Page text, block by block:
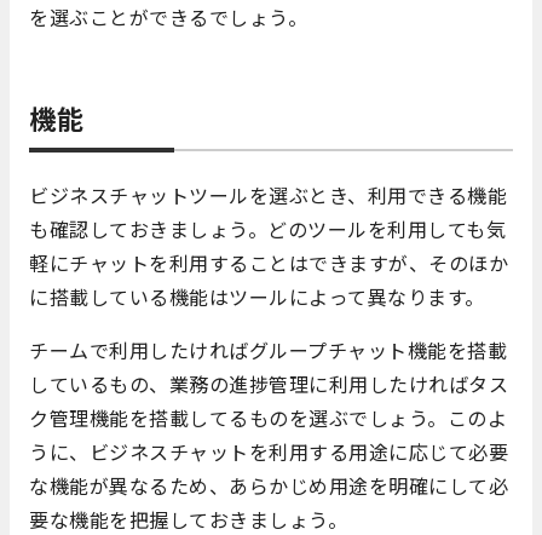
を選ぶことができるでしょう。
機能
ビジネスチャットツールを選ぶとき、利用できる機能
も確認しておきましょう。どのツールを利用しても気
軽にチャットを利用することはできますが、そのほか
に搭載している機能はツールによって異なります。
チームで利用したければグループチャット機能を搭載
しているもの、業務の進捗管理に利用したければタス
ク管理機能を搭載してるものを選ぶでしょう。このよ
うに、ビジネスチャットを利用する用途に応じて必要
な機能が異なるため、あらかじめ用途を明確にして必
要な機能を把握しておきましょう。